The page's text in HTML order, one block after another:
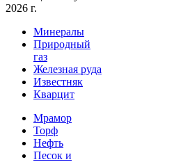
2026 г.
Минералы
Природный
газ
Железная руда
Известняк
Кварцит
Мрамор
Торф
Нефть
Песок и